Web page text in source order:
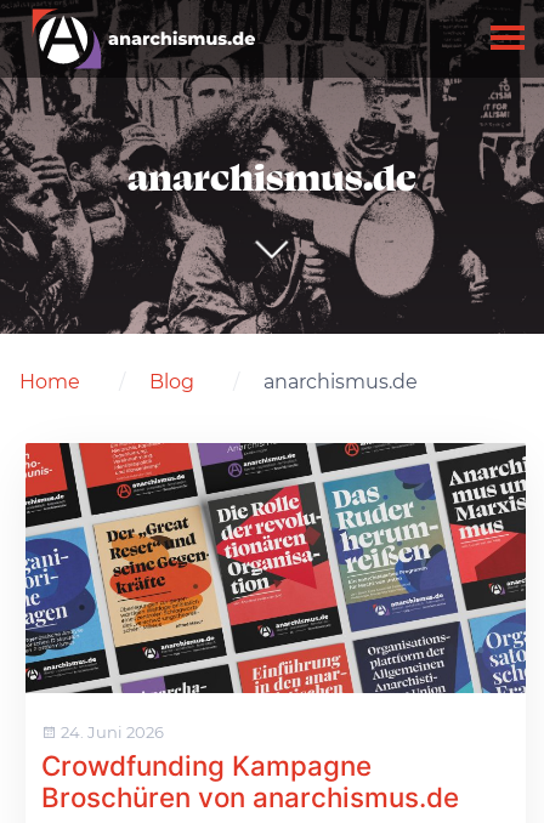
anarchismus.de
Home Blog anarchismus.de
24. Juni 2026
Crowdfunding Kampagne
Broschüren von anarchismus.de